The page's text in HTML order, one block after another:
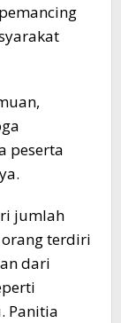
peserta
jumlah
orang terdiri
dari
Panitia